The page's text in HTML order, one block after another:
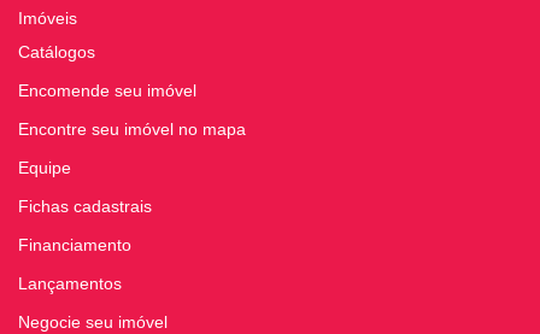
Imóveis
Catálogos
Encomende seu imóvel
Encontre seu imóvel no mapa
Equipe
Fichas cadastrais
Financiamento
Lançamentos
Negocie seu imóvel